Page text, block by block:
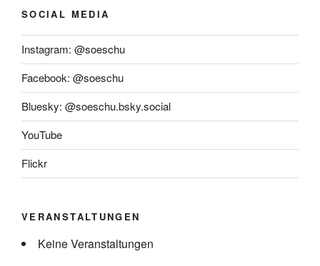
SOCIAL MEDIA
Instagram: @soeschu
Facebook: @soeschu
Bluesky: @soeschu.bsky.social
YouTube
Flickr
VERANSTALTUNGEN
Keine Veranstaltungen